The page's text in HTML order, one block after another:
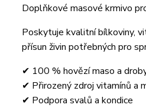
Doplňkové masové krmivo
Poskytuje kvalitní bílkoviny,
přísun živin potřebných pro
✔ 100 % hovězí maso a
✔ Přirozený zdroj vitamínů a
✔ Podpora svalů a kondice